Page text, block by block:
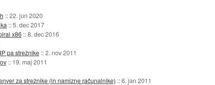
::22. jun 2020
::5. dec 2017
x86 ::8. dec 2016
pa strežnike ::2. nov 2011
:: 19. maj 2011
za strežnike (in namizne računalnike) ::6. jan 2011